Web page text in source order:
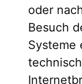
oder
Besuch
Systeme